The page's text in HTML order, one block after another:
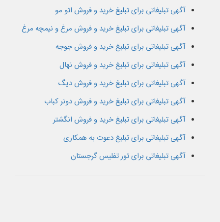
آگهی تبلیغاتی برای تبلیغ خرید و فروش اتو مو
آگهی تبلیغاتی برای تبلیغ خرید و فروش مرغ و نیمچه مرغ
آگهی تبلیغاتی برای تبلیغ خرید و فروش جوجه
آگهی تبلیغاتی برای تبلیغ خرید و فروش نهال
آگهی تبلیغاتی برای تبلیغ خرید و فروش دیگ
آگهی تبلیغاتی برای تبلیغ خرید و فروش دونر کباب
آگهی تبلیغاتی برای تبلیغ خرید و فروش انگشتر
آگهی تبلیغاتی برای تبلیغ دعوت به همکاری
آگهی تبلیغاتی برای تور تفلیس گرجستان